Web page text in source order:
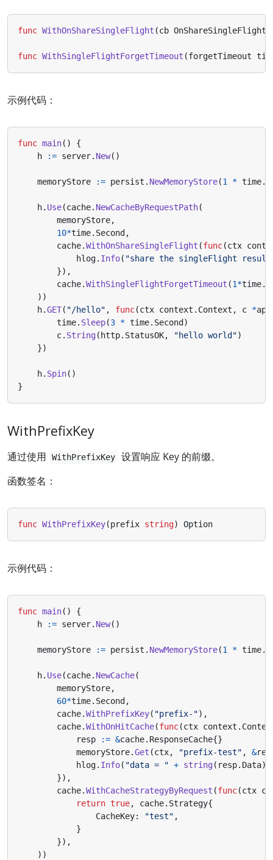
func WithOnShareSingleFlight (cb
func WithSingleFlightForgetTimeout (forgetTimeout
示例代码：
func main()
{
h
:= server. New()
memoryStore := persist . NewMemoryStore(1 * time.
h. Use(cache. NewCacheByRequestPath(
memoryStore,
10*time. Second ,
cache.WithOnShareSingleFlight (func(ctx
hlog. Info( "share the singleFlight
}),
cache.WithSingleFlightForgetTimeout (1*time.
))
h.GET( "/hello" , func(ctx context . Context , c *app
time. Sleep(3 * time. Second )
c. String( http. StatusOK, "hello world")
})
h. Spin()
}
WithPrefixKey
通过使用 WithPrefixKey
设置响应 Key 的前缀。
函数签名：
func WithPrefixKey(prefix string) Option
示例代码：
func main()
{
h
:= server. New()
memoryStore := persist . NewMemoryStore(1 * time.
h. Use(cache. NewCache(
memoryStore,
60*time. Second ,
cache.WithPrefixKey( "prefix-"),
cache.WithOnHitCache(func(ctx context .
resp
:= &cache. ResponseCache{}
memoryStore.Get (ctx, "prefix-test" , &
hlog. Info( "data = " + string( resp. Data))
}),
cache.WithCacheStrategyByRequest (func(ctx
return true, cache. Strategy{
CacheKey: "test" ,
}
}),
))